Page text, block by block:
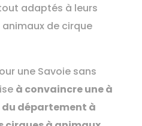
adaptés à leurs
de cirque
une Savoie sans
à convaincre une à
du département à